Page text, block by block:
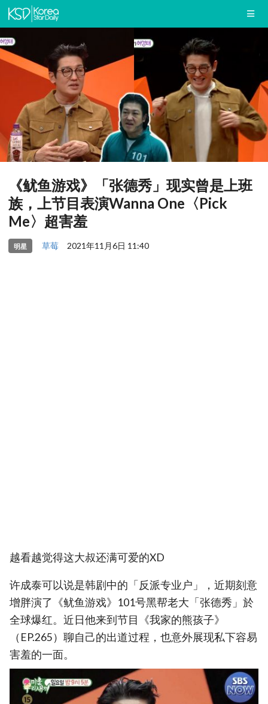
《鱿鱼游戏》「张德秀」现实曾是上班
族，上节目表演Wanna One〈Pick
Me〉超害羞
明星 草莓 2021年11月6日 11:40
越看越觉得这大叔还满可爱的XD
许成泰可以说是韩剧中的「反派专业户」，近期刻意
增胖演了《鱿鱼游戏》101号黑帮老大「张德秀」於
全球爆红。近日他来到节目《我家的熊孩子》
（EP.265）聊自己的出道过程，也意外展现私下容易
害羞的一面。